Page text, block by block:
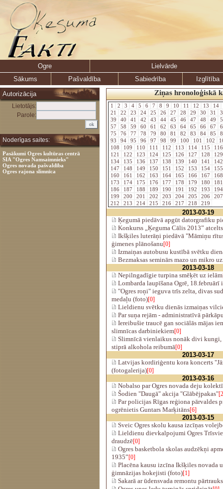
Ogre
Lielvārde
Sākums
Pašvaldība Sabiedrība
Izglītība
Autorizācija
Lietotājs:
Parole:
Noderīgas saites:
Pasākumi Ogres kultūras centrā
SIA "Ogres Namsaimnieks"
Ogres novada pašvaldība
Ogres rajona slimnīca
Ziņas hronoloģiskā
1 2 3 4 5 6 7 8 9 10 11 12 13 14
21
22 23 24 25 26 27 28 29 30 31
39
40 41 42 43 44 45 46 47 48 49
57
58 59 60 61 62 63 64 65 66 67
75
76 77 78 79 80 81 82 83 84 85
93
94 95 96 97 98 99 100 101 102
108
109 110 111 112 113 114 115
121
122 123 124 125 126 127 128
134
135 136 137 138 139 140 141
147
148 149 150 151 152 153 154
160
161 162 163 164 165 166 167
173
174 175 176 177 178 179 180
186
187 188 189 190 191 192 193
199
200 201 202 203 204 205 206
212
213 214 215 216 217 218 219
2013-03-19
Ķegumā piedāvā apgūt datorgrafiku
Konkurss „Ķeguma Cālis 2013”
Ikšķiles luterāņi piedāvā "Māmiņu
ģimenes plānošanu[0]
Izmaiņas autobusu kustībā svētku
Bezmaksas seminārs mazo un mikro
2013-03-18
Nepilngadīgie turpina smēķēt uz ielām
Lombarda laupīšana Ogrē, 18.februārī
"Ogres roņi" ieguva trīs zelta, divas
medaļu (foto)[0]
Lieldienu svētku dienās izmaiņas
Par suņa rejām - administratīvā
Iereibušie traucē gan sociālās mājas
slimnīcas darbiniekiem[0]
Slimnīcā vienlaikus nonāk divi kungi,
stiprā alkohola reibumā[0]
2013-03-17
Latvijas kordiriģentu kora koncerts
(fotogalerija)[0]
2013-03-16
Nobalso par Ogres novada deju
Šodien "Daugā" akcija "Glābējpakas"
Par policijas Rīgas reģiona pārvaldes
ogrēnietis Guntars Marķitāns[6]
2013-03-15
Sveic Ogres skolu kausa izcīņas
Lieldienu dievkalpojumi Ogres
draudzē[0]
Ogres basketbola skolas audzēkņi
1935”[0]
Placēna kausu izcīna Ikšķiles novada
ģimnāzijas hokejisti (foto)[1]
Sakarā ar ūdensvada remontu